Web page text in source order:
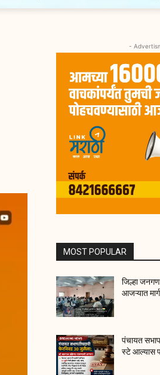
-
MOST POPULAR
जिल्हा
आजऱ्यात
पंचायत
स्टे आल्यास